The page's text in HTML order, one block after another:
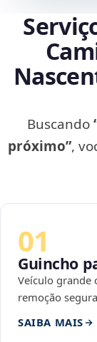
Buscando
próximo”,
01
Guincho
Veículo grande
remoção
SAIBA MAIS